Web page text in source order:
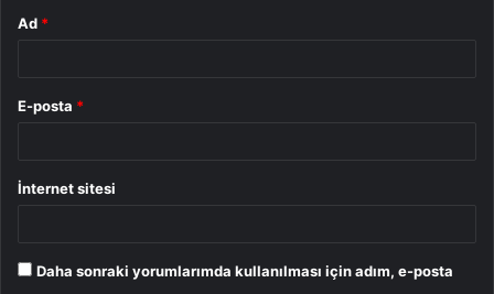
Ad *
E-posta *
İnternet sitesi
Daha sonraki yorumlarımda kullanılması için adım, e-posta